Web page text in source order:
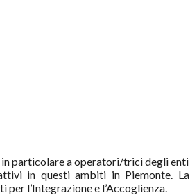
particolare a operatori/trici degli enti
in questi ambiti in Piemonte. La
per l’Integrazione e l’Accoglienza.